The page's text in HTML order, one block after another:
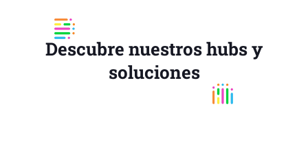
Descubre nuestros hubs y
soluciones